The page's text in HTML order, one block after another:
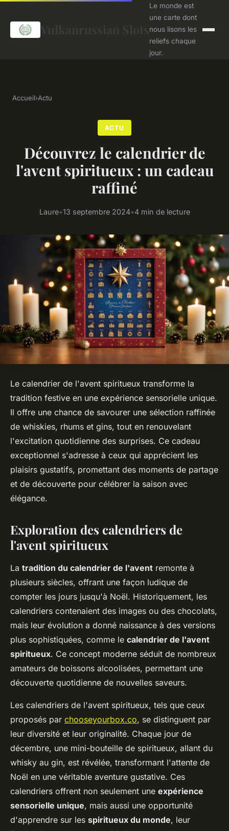
Le monde est
une carte dont
nous lisons les
reliefs chaque
jour.
Accueil›Actu
ACTU
Découvrez le calendrier de
l'avent spiritueux : un cadeau
raffiné
Laure•13 septembre 2024•4 min de lecture
Le calendrier de l'avent spiritueux transforme la
tradition festive en une expérience sensorielle unique.
Il offre une chance de savourer une sélection raffinée
de whiskies, rhums et gins, tout en renouvelant
l'excitation quotidienne des surprises. Ce cadeau
exceptionnel s'adresse à ceux qui apprécient les
plaisirs gustatifs, promettant des moments de partage
et de découverte pour célébrer la saison avec
élégance.
Exploration des calendriers de
l'avent spiritueux
La tradition du calendrier de l'avent remonte à
plusieurs siècles, offrant une façon ludique de
compter les jours jusqu'à Noël. Historiquement, les
calendriers contenaient des images ou des chocolats,
mais leur évolution a donné naissance à des versions
plus sophistiquées, comme le calendrier de l'avent
spiritueux. Ce concept moderne séduit de nombreux
amateurs de boissons alcoolisées, permettant une
découverte quotidienne de nouvelles saveurs.
Les calendriers de l'avent spiritueux, tels que ceux
proposés par chooseyourbox.co, se distinguent par
leur diversité et leur originalité. Chaque jour de
décembre, une mini-bouteille de spiritueux, allant du
whisky au gin, est révélée, transformant l'attente de
Noël en une véritable aventure gustative. Ces
calendriers offrent non seulement une expérience
sensorielle unique, mais aussi une opportunité
d'apprendre sur les spiritueux du monde, leur